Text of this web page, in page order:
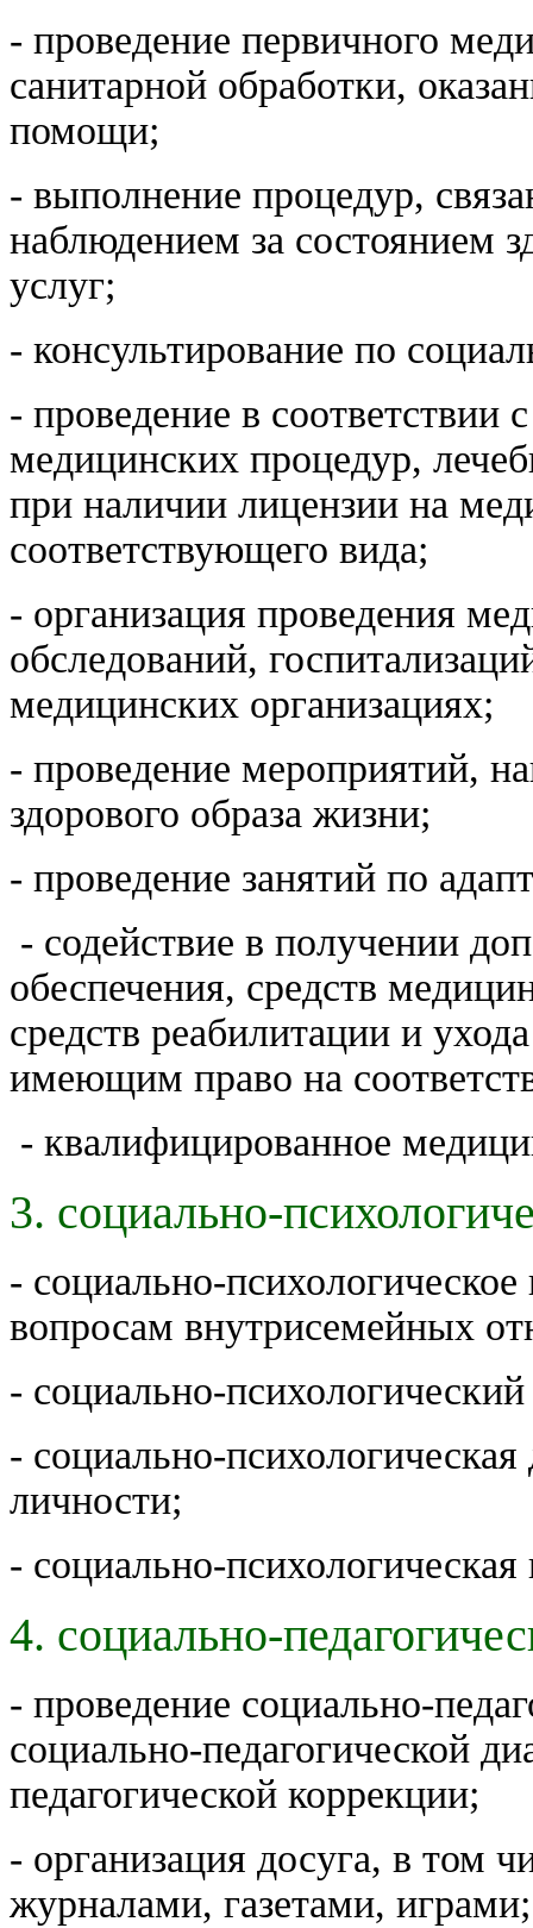
- проведение первичного
санитарной обработки,
помощи;
- выполнение процедур,
наблюдением за состоянием
услуг;
- консультирование по
- проведение в соответствии
медицинских процедур,
при наличии лицензии на
соответствующего вида;
- организация проведения
обследований,
медицинских организациях;
- проведение мероприятий,
здорового образа жизни;
- проведение занятий по
- содействие в получении
обеспечения, средств
средств реабилитации и
имеющим право на
- квалифицированное
3. социально-
- социально-
вопросам внутрисемейных
- социально-
- социально-
личности;
- социально-психологическая
4. социально-
- проведение социально-
социально-педагогической
педагогической коррекции;
- организация досуга, в том
журналами, газетами, играми;